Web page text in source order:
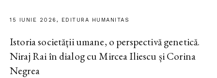
15 IUNIE 2026, EDITURA HUMANITAS
Istoria societății umane, o perspectivă genetică.
Niraj Rai în dialog cu Mircea Iliescu și Corina
Negrea